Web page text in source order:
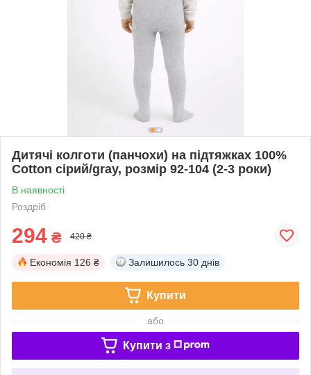
Дитячі колготи (панчохи) на підтяжках 100%
Cotton сірий/gray, розмір 92-104 (2-3 роки)
В наявності
Роздріб
294 ₴ 420 ₴
Економія 126 ₴ Залишилось 30 днів
Купити
або
Купити з